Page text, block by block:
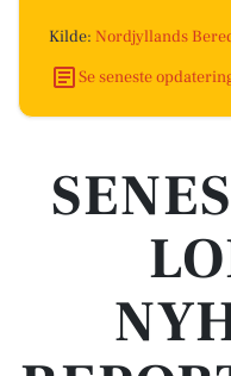
Kilde: Nordjyllands
Se seneste